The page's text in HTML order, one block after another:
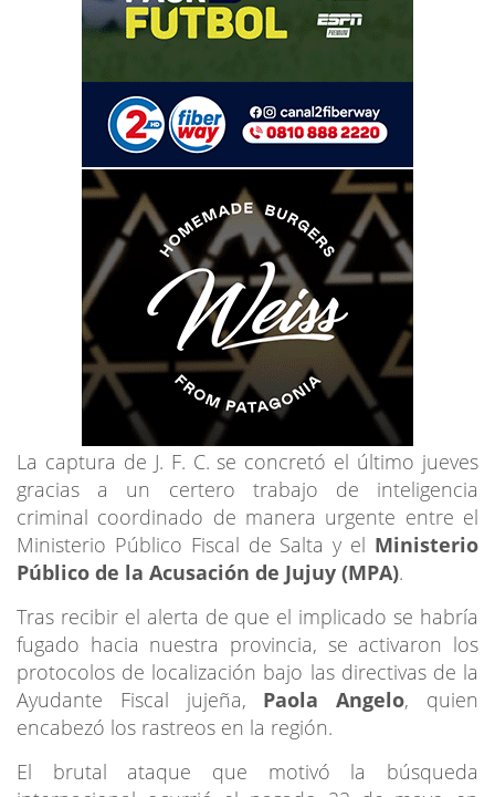
La captura de J. F. C. se concretó el último jueves
gracias a un certero trabajo de inteligencia
criminal coordinado de manera urgente entre el
Ministerio Público Fiscal de Salta y el Ministerio
Público de la Acusación de Jujuy (MPA).
Tras recibir el alerta de que el implicado se habría
fugado hacia nuestra provincia, se activaron los
protocolos de localización bajo las directivas de la
Ayudante Fiscal jujeña, Paola Angelo, quien
encabezó los rastreos en la región.
El brutal ataque que motivó la búsqueda